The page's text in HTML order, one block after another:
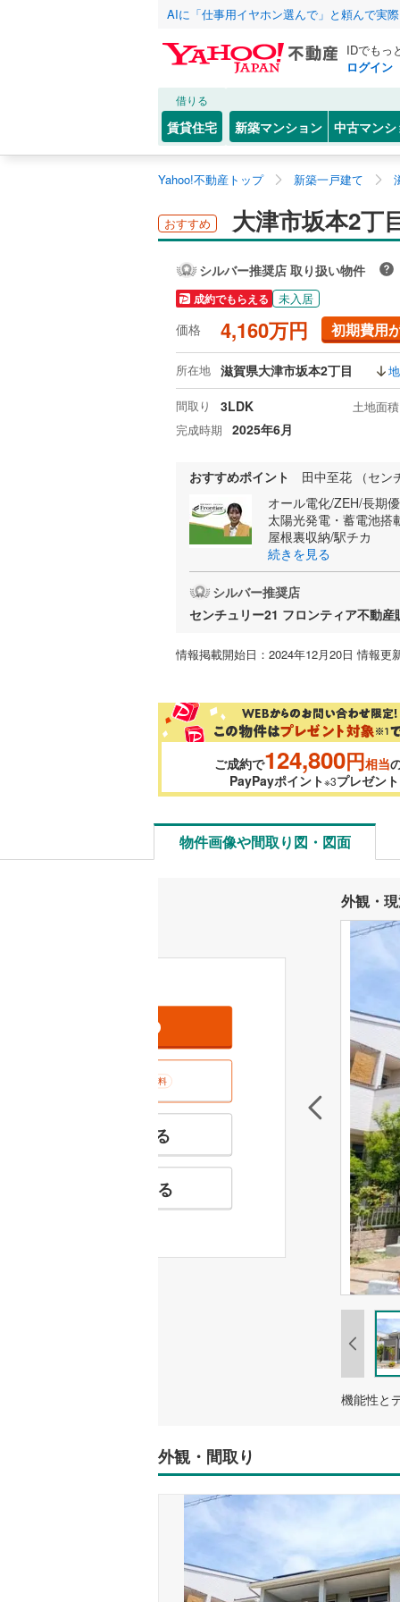
AIに「仕事用イヤホン選んで」と頼んで実
IDでもっ
ログイン
借りる
賃貸住宅 新築マンション 中古マンシ
Yahoo!不動産トップ 新築一戸建て
おすすめ 大津市坂本2丁
シルバー推奨店 取り扱い物件
成約でもらえる 未入居
価格 4,160万円 初期費用
所在地 滋賀県大津市坂本2丁目
間取り 3LDK
土地面積
完成時期
2025年6月
おすすめポイント
田中至花 （セ
オール電化/ZEH/長期
太陽光発電・蓄電池搭
屋根裏収納/駅チカ
続きを見る
シルバー推奨店
センチュリー21 フロンティア不動
情報掲載開始日：2024年12月20日 情報更
ご成約で124,800円相当
PayPayポイント※3プレゼント
物件画像や間取り図・図面
外観・
無料
特徴の似た物件を見る
お気に入りに追加する
外観・間取り